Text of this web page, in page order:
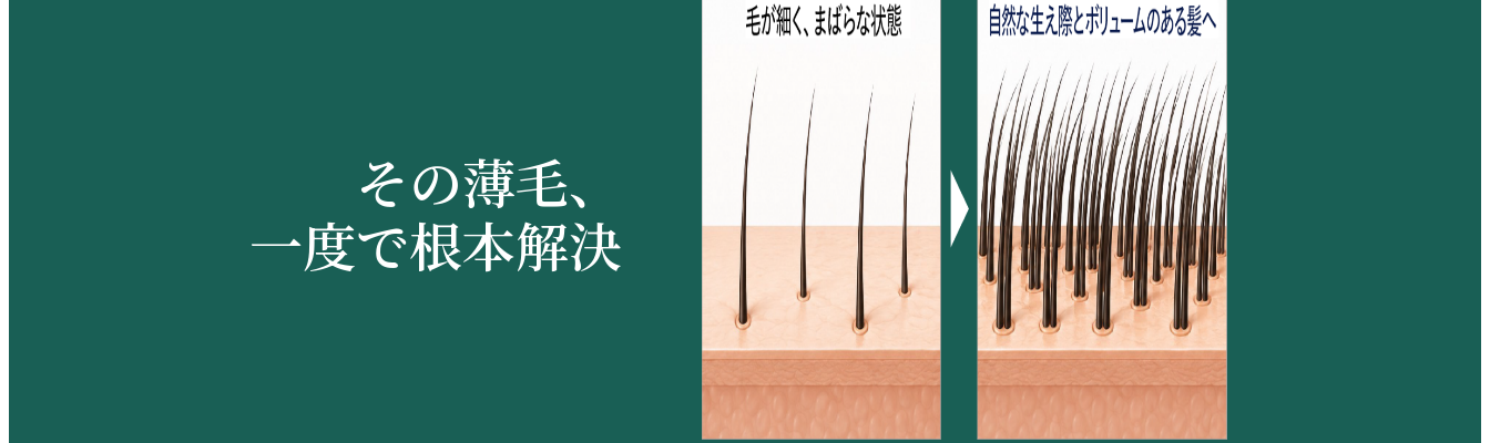
その薄毛、
一度で根本解決